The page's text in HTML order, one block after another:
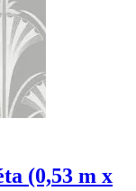
(0,53 m x